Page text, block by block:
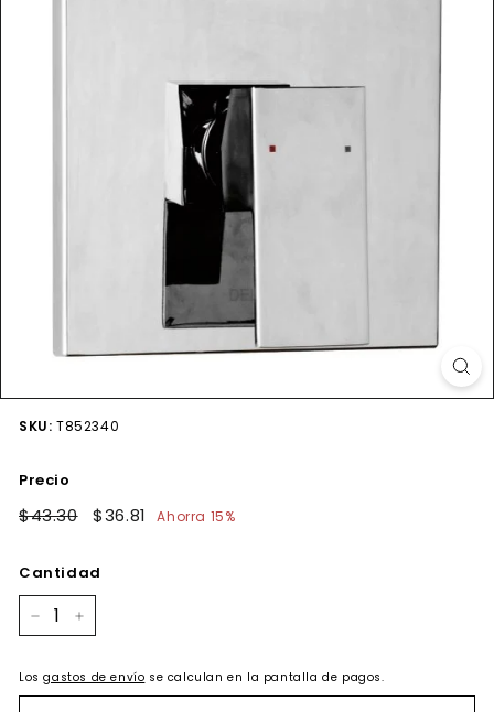
SKU: T852340
Precio
Precio
$43.30$43.30
Precio
$36.81 $36.81
Ahorra 15%
Cantidad
Losgastos de envío se calculan en la pantalla de pagos.